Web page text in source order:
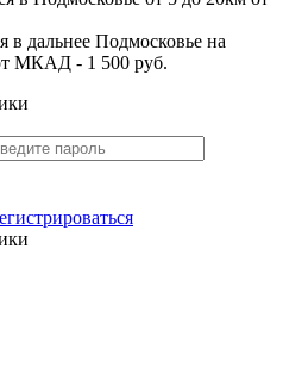
в дальнее Подмосковье на
МКАД - 1 500 руб.